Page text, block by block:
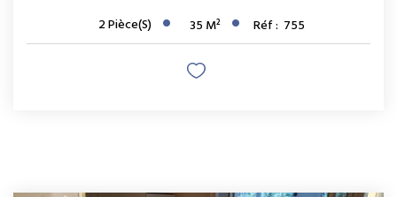
2Pièce(s) 35 M² Réf : 755